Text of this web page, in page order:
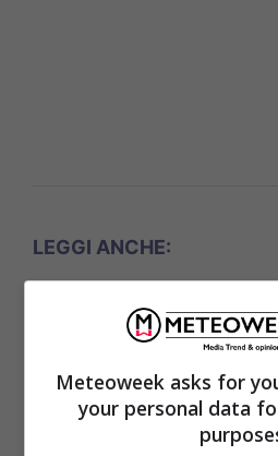
LEGGI ANCHE:
Meteoweek asks for
your personal data